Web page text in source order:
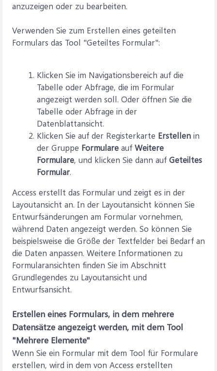
anzuzeigen oder zu bearbeiten.
Verwenden Sie zum Erstellen eines geteilten
Formulars das Tool "Geteiltes Formular":
Klicken Sie im Navigationsbereich auf die
Tabelle oder Abfrage, die im Formular
angezeigt werden soll. Oder öffnen Sie die
Tabelle oder Abfrage in der
Datenblattansicht.
Klicken Sie auf der Registerkarte Erstellen in
der Gruppe Formulare auf Weitere
Formulare, und klicken Sie dann auf Geteiltes
Formular.
Access erstellt das Formular und zeigt es in der
Layoutansicht an. In der Layoutansicht können Sie
Entwurfsänderungen am Formular vornehmen,
während Daten angezeigt werden. So können Sie
beispielsweise die Größe der Textfelder bei Bedarf an
die Daten anpassen. Weitere Informationen zu
Formularansichten finden Sie im Abschnitt
Grundlegendes zu Layoutansicht und
Entwurfsansicht.
Erstellen eines Formulars, in dem mehrere
Datensätze angezeigt werden, mit dem Tool
"Mehrere Elemente"
Wenn Sie ein Formular mit dem Tool für Formulare
erstellen, wird in dem von Access erstellten